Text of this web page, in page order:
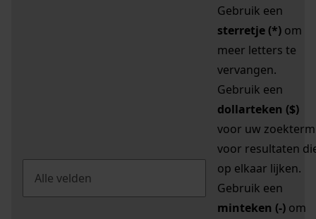
Gebruik een
sterretje (*) om
meer letters te
vervangen.
Gebruik een
dollarteken ($)
voor uw zoekterm
voor resultaten
op elkaar lijken.
Gebruik een
minteken (-) om